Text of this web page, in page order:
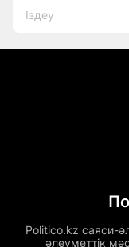
Politico.kz саяси-
әлеуметтік